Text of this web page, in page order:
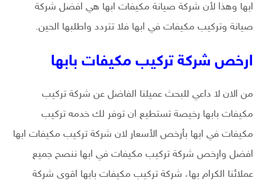
ابها وهذا لأن شركة صيانة مكيفات ابها هي افضل شركة
صيانة وتركيب مكيفات في ابها فلا تتردد واطلبها الحين.
ارخص شركة تركيب مكيفات بابها
من الان لا داعي للبحث عميلنا الفاضل عن شركة تركيب
مكيفات بابها رخيصة تستطيع ان توفر لك خدمه تركيب
مكيفات في ابها بأرخص الأسعار لان شركة تركيب مكيفات ابها
افضل وارخص شركة تركيب مكيفات في ابها ننصح جميع
عملائنا الكرام بها، شركة تركيب مكيفات بابها اقوى شركة